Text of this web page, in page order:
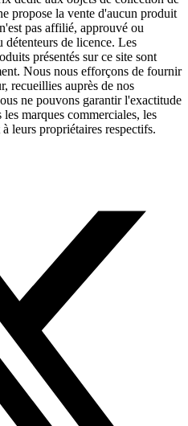
propose la vente d'aucun produit
pas affilié, approuvé ou
détenteurs de licence. Les
présentés sur ce site sont
Nous nous efforçons de fournir
recueillies auprès de nos
ne pouvons garantir l'exactitude
marques commerciales, les
leurs propriétaires respectifs.